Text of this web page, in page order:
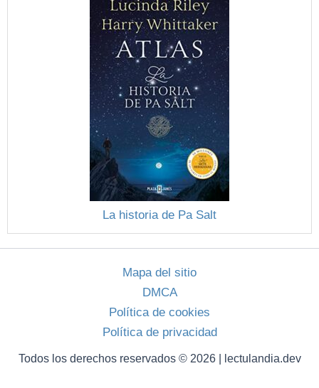
La historia de Pa Salt
Mapa del sitio
DMCA
Política de cookies
Política de privacidad
Todos los derechos reservados © 2026 | lectulandia.dev